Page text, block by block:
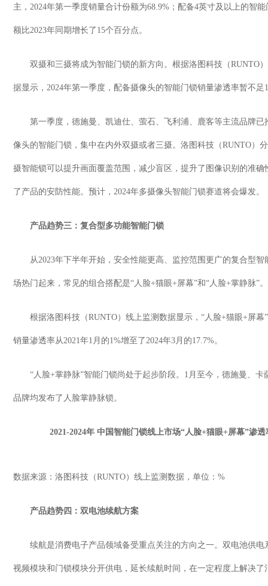
主， 2024年第一季度销量合计份额为68.9%；配备4英寸及以上的智能
额比2023年同期增长了 15个百分点。
双摄和三摄将成为智能门锁的新方向。根据洛图科技（RUNTO
据显示， 2024年第一季度，配备摄像头的智能门锁销量渗透率暂不足
第一季度，德施曼、凯迪仕、萤石、飞利浦、鹿客等主流品牌已
像头的智能门锁，集中在内外双摄或者三摄。洛图科技（RUNTO）
摄智能锁可以提升画面覆盖范围，减少盲区，提升了图像识别的准确
了产品的安防性能。预计， 2024年多摄像头智能门锁赛道将会爆发。
产品趋势三：复合型多功能智能门锁
从 2023年下半年开始，安全性能更高、监控范围更广的复合型智
场热门起来，常见的组合搭配是“人脸+猫眼+屏幕”和“人脸+掌静脉”。
根据洛图科技（RUNTO）线上监测数据显示， “人脸+猫眼+屏幕”
销量渗透率从 2021年1 月的1%增至了 2024年3月的17.7%。
“人脸+掌静脉”智能门锁尚处于起步阶段。 1 月至今，德施曼、卡
品牌均发布了人脸掌静脉锁。
2021-2024年 中国智能门锁线上市场“人脸+猫眼+屏幕”渗透
数据来源：洛图科技（RUNTO）线上监测数据，单位： %
产品趋势四：双电池续航方案
续航是消费电子产品领域备受重点关注的方向之一。双电池供电
视频模块和门锁模块分开供电，延长续航时间，在一定程度上解决了